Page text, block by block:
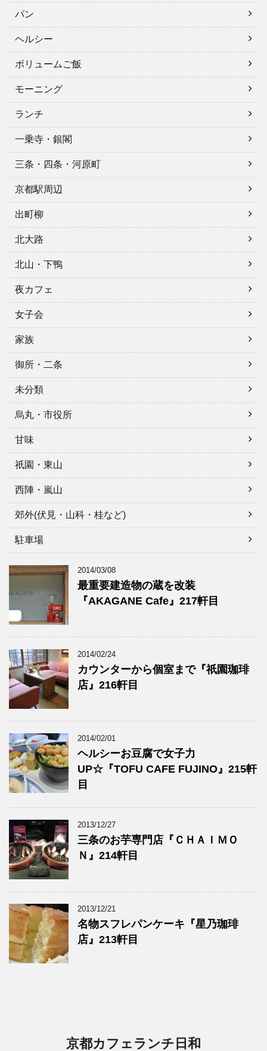
パン
ヘルシー
ボリュームご飯
モーニング
ランチ
一乗寺・銀閣
三条・四条・河原町
京都駅周辺
出町柳
北大路
北山・下鴨
夜カフェ
女子会
家族
御所・二条
未分類
烏丸・市役所
甘味
祇園・東山
西陣・嵐山
郊外(伏見・山科・桂など)
駐車場
2014/03/08
最重要建造物の蔵を改装
『AKAGANE Cafe』217軒目
2014/02/24
カウンターから個室まで『祇園珈琲
店』216軒目
2014/02/01
ヘルシーお豆腐で女子力
UP☆『TOFU CAFE FUJINO』215軒
目
2013/12/27
三条のお芋専門店『ＣＨＡＩＭＯ
Ｎ』214軒目
2013/12/21
名物スフレパンケーキ『星乃珈琲
店』213軒目
京都カフェランチ日和